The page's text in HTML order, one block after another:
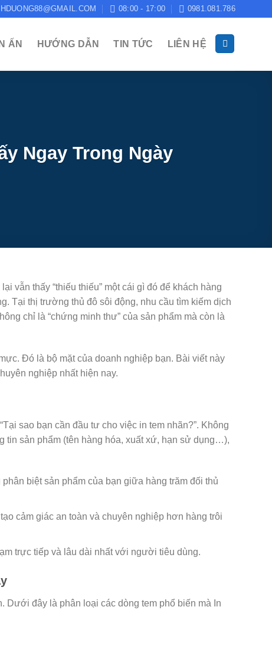
08:00 - 17:00 0981.081.786
ẤN HƯỚNG DẪN TIN TỨC LIÊN HỆ
Ngay Trong Ngày
vẫn thấy “thiếu thiếu” một cái gì đó để khách hàng
Tại thị trường thủ đô sôi động, nhu cầu tìm kiếm dịch
chỉ là “chứng minh thư” của sản phẩm mà còn là
Đó là bộ mặt của doanh nghiệp bạn. Bài viết này
nghiệp nhất hiện nay.
sao bạn cần đầu tư cho việc in tem nhãn?”. Không
tin sản phẩm (tên hàng hóa, xuất xứ, hạn sử dụng…),
biệt sản phẩm của bạn giữa hàng trăm đối thủ
cảm giác an toàn và chuyên nghiệp hơn hàng trôi
trực tiếp và lâu dài nhất với người tiêu dùng.
Dưới đây là phân loại các dòng tem phổ biến mà In